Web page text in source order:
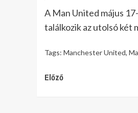
A Man United május
találkozik az utolsó két
Tags: Manchester United,
Continue
Előző